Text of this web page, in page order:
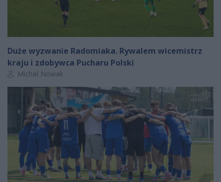
Duże wyzwanie Radomiaka. Rywalem wicemistrz
kraju i zdobywca Pucharu Polski
Autor artykułu:
Michał Nowak